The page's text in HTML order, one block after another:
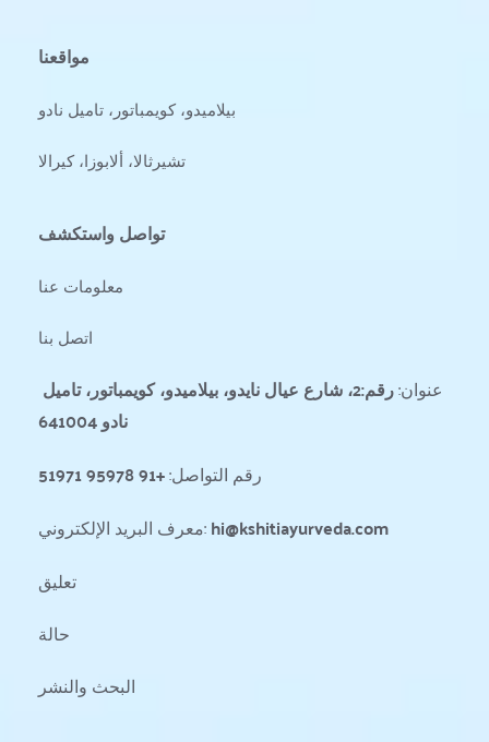
مواقعنا
بيلاميدو، كويمباتور، تاميل نادو
تشيرثالا، ألابوزا، كيرالا
تواصل واستكشف
معلومات عنا
اتصل بنا
عنوان:
نادو 641004
رقم التواصل: +91 95978 51971
معرف البريد الإلكتروني: hi@kshitiayurveda.com
تعليق
البحث والنشر